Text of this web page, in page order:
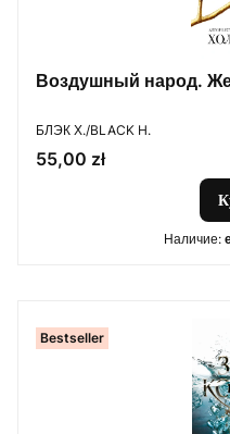
Воздушный народ.
ПРОИЗВОДИТЕЛЬ
БЛЭК Х./BLACK H.
Цена
55,00 zł
Наличие:
Bestseller